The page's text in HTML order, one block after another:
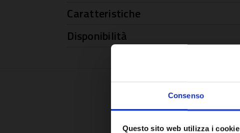
Consenso
Questo sito web utilizza i cookie
Caratteristiche
Disponibilità